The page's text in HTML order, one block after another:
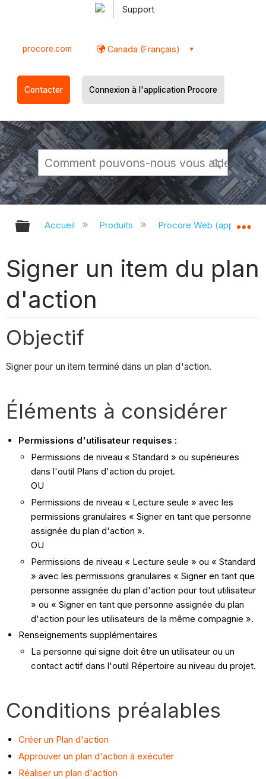
Support
procore.com Canada (Français)
Contacter Connexion à l'application Procore
Développer/réduire la hiérarchie
Accueil Produits Procore Web
Signer un item du plan
d'action
Objectif
Signer pour un item terminé dans un plan d'action.
Éléments à considérer
Permissions d'utilisateur requises :
Permissions de niveau « Standard » ou supérieures
dans l'outil Plans d'action du projet.
OU
Permissions de niveau « Lecture seule » avec les
permissions granulaires « Signer en tant que personne
assignée du plan d'action ».
OU
Permissions de niveau « Lecture seule » ou « Standard
» avec les permissions granulaires « Signer en tant que
personne assignée du plan d'action pour tout utilisateur
» ou « Signer en tant que personne assignée du plan
d'action pour les utilisateurs de la même compagnie ».
Renseignements supplémentaires
La personne qui signe doit être un utilisateur ou un
contact actif dans l'outil Répertoire au niveau du projet.
Conditions préalables
Créer un Plan d'action
Approuver un plan d'action à exécuter
Réaliser un plan d'action